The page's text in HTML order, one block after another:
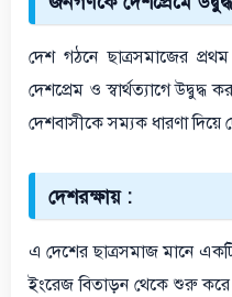
দেশ গঠনে ছাত্রসমাজের
দেশপ্রেম ও স্বার্থত্যাগে উদ্বুদ্ধ
দেশবাসীকে সম্যক ধারণা দিয়ে
দেশরক্ষায় :
এ দেশের ছাত্রসমাজ মানে
ইংরেজ বিতাড়ন থেকে শুরু